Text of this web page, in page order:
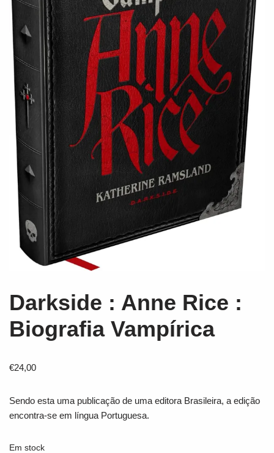
Darkside : Anne Rice :
Biografia Vampírica
€24,00
Sendo esta uma publicação de uma editora Brasileira, a edição
encontra-se em língua Portuguesa.
Em stock